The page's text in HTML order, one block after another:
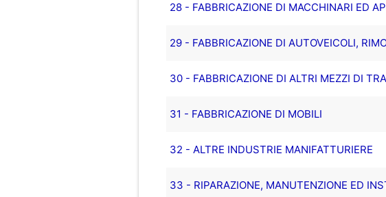
28 - FABBRICAZIONE DI MACCHINARI ED
29 - FABBRICAZIONE DI AUTOVEICOLI,
30 - FABBRICAZIONE DI ALTRI MEZZI DI
31 - FABBRICAZIONE DI MOBILI
32 - ALTRE INDUSTRIE MANIFATTURIERE
33 - RIPARAZIONE, MANUTENZIONE ED